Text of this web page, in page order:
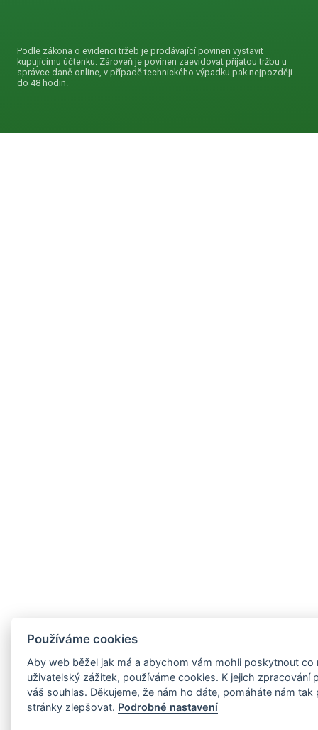
Podle zákona o evidenci tržeb je prodávající povinen vystavit
kupujícímu účtenku. Zároveň je povinen zaevidovat přijatou tržbu u
správce daně online, v případě technického výpadku pak nejpozději
do 48 hodin.
Používáme cookies
Aby web běžel jak má a abychom vám mohli poskytnout co
uživatelský zážitek, používáme cookies. K jejich zpracování
váš souhlas. Děkujeme, že nám ho dáte, pomáháte nám tak
stránky zlepšovat. Podrobné nastavení